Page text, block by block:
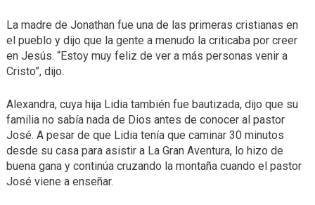
La madre de Jonathan fue una de las primeras cristianas en
el pueblo y dijo que la gente a menudo la criticaba por creer
en Jesús. “Estoy muy feliz de ver a más personas venir a
Cristo”, dijo.
Alexandra, cuya hija Lidia también fue bautizada, dijo que su
familia no sabía nada de Dios antes de conocer al pastor
José. A pesar de que Lidia tenía que caminar 30 minutos
desde su casa para asistir a La Gran Aventura, lo hizo de
buena gana y continúa cruzando la montaña cuando el pastor
José viene a enseñar.